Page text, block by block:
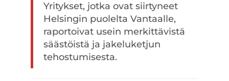
Yritykset, jotka ovat siirtyneet
Helsingin puolelta Vantaalle,
raportoivat usein merkittävistä
säästöistä ja jakeluketjun
tehostumisesta.